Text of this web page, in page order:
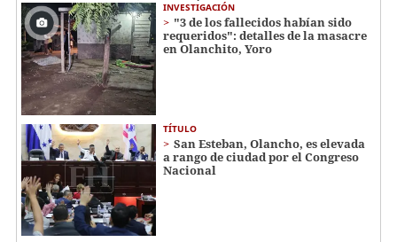
INVESTIGACIÓN
"3 de los fallecidos habían sido
requeridos": detalles de la masacre
en Olanchito, Yoro
TÍTULO
San Esteban, Olancho, es elevada
a rango de ciudad por el Congreso
Nacional